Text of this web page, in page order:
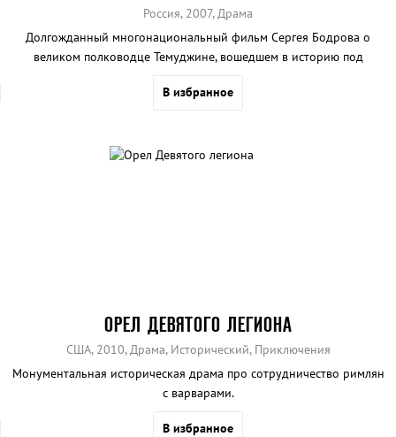
Россия, 2007, Драма
Долгожданный многонациональный фильм Сергея Бодрова о
великом полководце Темуджине, вошедшем в историю под
В избранное
ОРЕЛ ДЕВЯТОГО ЛЕГИОНА
США, 2010, Драма, Исторический, Приключения
Монументальная историческая драма про сотрудничество римлян
с варварами.
В избранное